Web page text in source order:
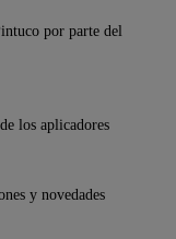
por parte del
los aplicadores
y novedades